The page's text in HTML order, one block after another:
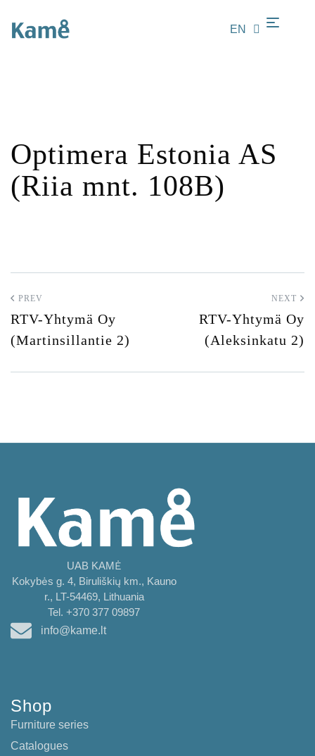
EN
LT
Optimera Estonia AS
(Riia mnt. 108B)
PREV
RTV-Yhtymä Oy
(Martinsillantie 2)
NEXT
RTV-Yhtymä Oy
(Aleksinkatu 2)
UAB KAMĖ
Kokybės g. 4, Biruliškių km., Kauno
r., LT-54469, Lithuania
Tel. +370 377 09897
info@kame.lt
Shop
Furniture series
Catalogues